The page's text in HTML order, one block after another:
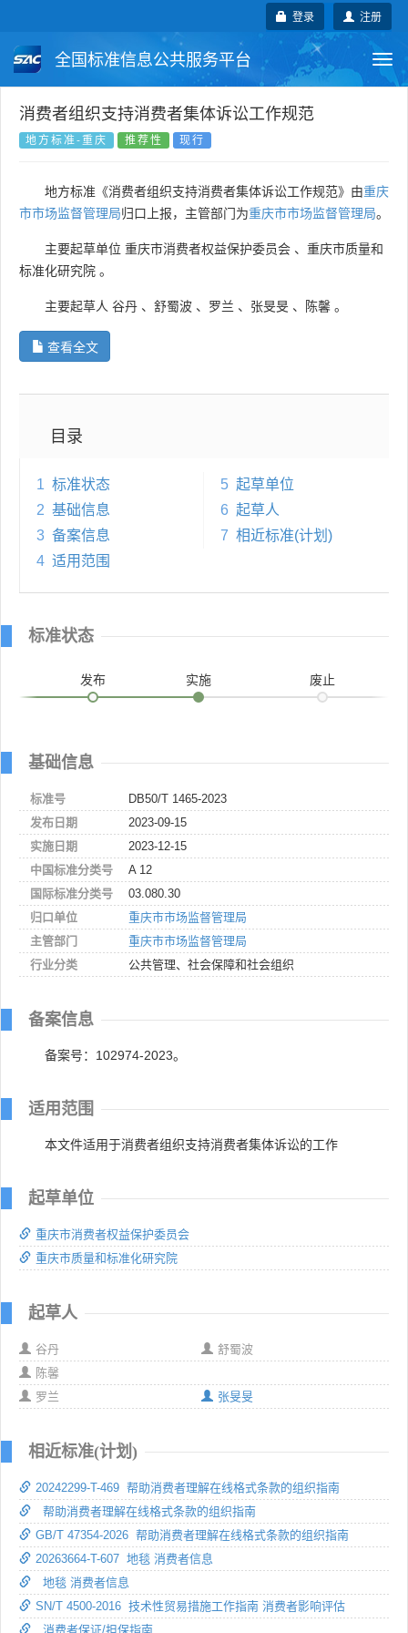
注册
登录
全国标准信息公共服务平台
国家标准 行业标准 地方标准
国外标准 技术委员会
消费者组织支持消费者集体诉讼工作规范
地方标准-重庆 推荐性 现行
地方标准《消费者组织支持消费者集体诉讼工作规范》由重庆
市市场监督管理局归口上报，主管部门为重庆市市场监督管理局。
主要起草单位 重庆市消费者权益保护委员会 、 重庆市质量和
标准化研究院 。
主要起草人 谷丹 、 舒蜀波 、 罗兰 、 张旻旻 、 陈馨 。
查看全文
目录
1 标准状态
2 基础信息
3 备案信息
4 适用范围
5 起草单位
6 起草人
7 相近标准(计划)
标准状态
发布 实施 废止
基础信息
标准号
DB50/T 1465-2023
发布日期
2023-09-15
实施日期
2023-12-15
中国标准分类号
A 12
国际标准分类号
03.080.30
归口单位
重庆市市场监督管理局
主管部门
重庆市市场监督管理局
行业分类
公共管理、社会保障和社会组织
备案信息
备案号：102974-2023。
适用范围
本文件适用于消费者组织支持消费者集体诉讼的工作
起草单位
重庆市消费者权益保护委员会
重庆市质量和标准化研究院
起草人
谷丹
舒蜀波
陈馨
罗兰
张旻旻
相近标准(计划)
20242299-T-469 帮助消费者理解在线格式条款的组织指南
帮助消费者理解在线格式条款的组织指南
GB/T 47354-2026 帮助消费者理解在线格式条款的组织指南
20263664-T-607 地毯 消费者信息
地毯 消费者信息
SN/T 4500-2016 技术性贸易措施工作指南 消费者影响评估
消费者保证/担保指南